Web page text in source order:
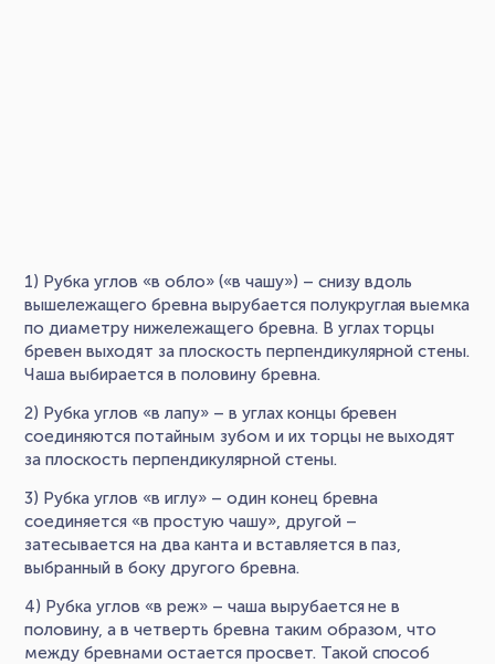
1) Рубка углов «в обло» («в чашу») – снизу вдоль
вышележащего бревна вырубается полукруглая выемка
по диаметру нижележащего бревна. В углах торцы
бревен выходят за плоскость перпендикулярной стены.
Чаша выбирается в половину бревна.
2) Рубка углов «в лапу» – в углах концы бревен
соединяются потайным зубом и их торцы не выходят
за плоскость перпендикулярной стены.
3) Рубка углов «в иглу» – один конец бревна
соединяется «в простую чашу», другой –
затесывается на два канта и вставляется в паз,
выбранный в боку другого бревна.
4) Рубка углов «в реж» – чаша вырубается не в
половину, а в четверть бревна таким образом, что
между бревнами остается просвет. Такой способ